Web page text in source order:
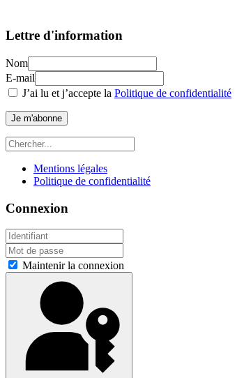
Lettre d'information
Nom
E-mail
J’ai lu et j’accepte la Politique de confidentialité
Je m'abonne
Mentions légales
Politique de confidentialité
Connexion
Maintenir la connexion